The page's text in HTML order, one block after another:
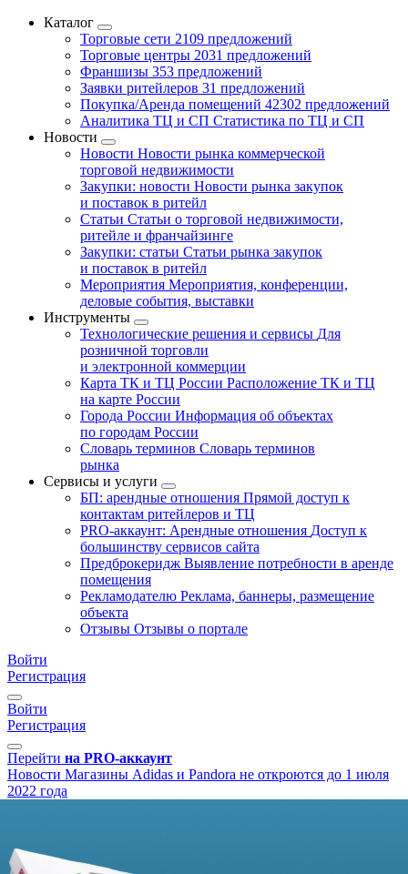
Каталог
Торговые сети 2109 предложений
Торговые центры 2031 предложений
Франшизы 353 предложений
Заявки ритейлеров 31 предложений
Покупка/Аренда помещений 42302 предложений
Аналитика ТЦ и СП Статистика по ТЦ и СП
Новости
Новости Новости рынка коммерческой
торговой недвижимости
Закупки: новости Новости рынка закупок
и поставок в ритейл
Статьи Статьи о торговой недвижимости,
ритейле и франчайзинге
Закупки: статьи Статьи рынка закупок
и поставок в ритейл
Мероприятия Мероприятия, конференции,
деловые события, выставки
Инструменты
Технологические решения и сервисы Для
розничной торговли
и электронной коммерции
Карта ТК и ТЦ России Расположение ТК и ТЦ
на карте России
Города России Информация об объектах
по городам России
Словарь терминов Словарь терминов
рынка
Сервисы и услуги
БП: арендные отношения Прямой доступ к
контактам ритейлеров и ТЦ
PRO-аккаунт: Арендные отношения Доступ к
большинству сервисов сайта
Предброкеридж Выявление потребности в аренде
помещения
Рекламодателю Реклама, баннеры, размещение
объекта
Отзывы Отзывы о портале
Войти
Регистрация
Войти
Регистрация
Перейти на PRO-аккаунт
Новости Магазины Adidas и Pandora не откроются до 1 июля
2022 года